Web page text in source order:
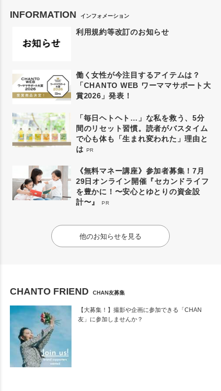
INFORMATION インフォメーション
利用規約等改訂のお知らせ
働く女性が今注目するアイテムは？
「CHANTO WEB ワーママサポート大
賞2026」発表！
「毎日ヘトヘト…」な私を救う、5分
間のリセット習慣。読者がバスタイム
で心も体も「生まれ変われた」理由と
は PR
《無料マネー講座》参加者募集！7月
29日オンライン開催『セカンドライフ
を豊かに！〜安心とゆとりの資金設
計〜』
PR
他のお知らせを見る
CHANTO FRIEND CHAN友募集
【大募集！】撮影や企画に参加できる「CHAN
友」に参加しませんか？